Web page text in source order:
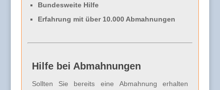
Bundesweite Hilfe
Erfahrung mit über 10.000 Abmahnungen
Hilfe bei Abmahnungen
Sollten Sie bereits eine Abmahnung erhalten